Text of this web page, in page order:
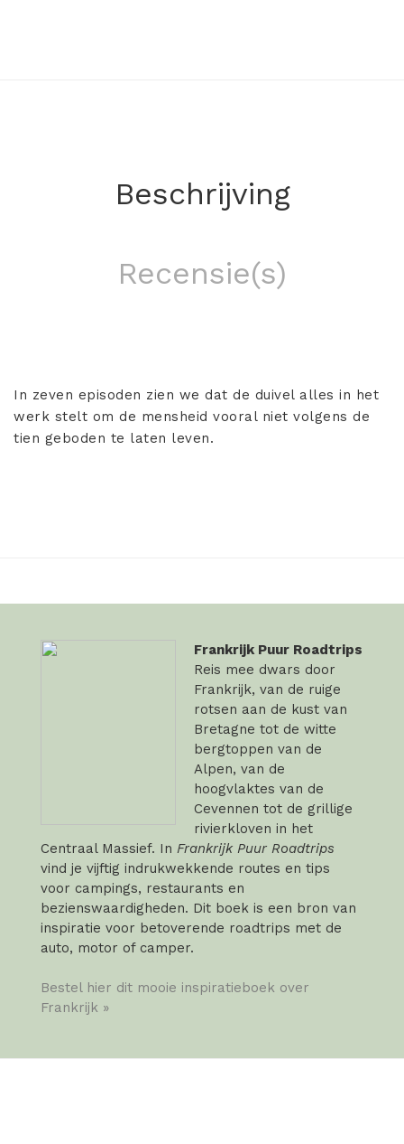
Beschrijving
Recensie(s)
In zeven episoden zien we dat de duivel alles in het
werk stelt om de mensheid vooral niet volgens de
tien geboden te laten leven.
Frankrijk Puur Roadtrips
Reis mee dwars door
Frankrijk, van de ruige
rotsen aan de kust van
Bretagne tot de witte
bergtoppen van de
Alpen, van de
hoogvlaktes van de
Cevennen tot de grillige
rivierkloven in het
Centraal Massief. In Frankrijk Puur Roadtrips
vind je vijftig indrukwekkende routes en tips
voor campings, restaurants en
bezienswaardigheden. Dit boek is een bron van
inspiratie voor betoverende roadtrips met de
auto, motor of camper.
Bestel hier dit mooie inspiratieboek over
Frankrijk »